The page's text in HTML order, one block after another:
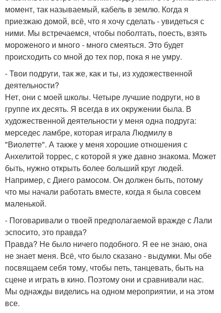
момент, так называемый, кабель в землю. Когда я
приезжаю домой, всё, что я хочу сделать - увидеться с
ними. Мы встречаемся, чтобы поболтать, поесть, взять
мороженого и много - много смеяться. Это будет
происходить со мной до тех пор, пока я не умру.
- Твои подруги, так же, как и ты, из художественной
деятельности?
Нет, они с моей школы. Четыре лучшие подруги, но в
группе их десять. Я всегда в их окружении была. В
художественной деятельности у меня одна подруга:
мерседес ламбре, которая играла Людмилу в
"Виолетте". А также у меня хорошие отношения с
Анхелитой торрес, с которой я уже давно знакома. Может
быть, нужно открыть более больший круг людей.
Например, с Диего рамосом. Он должен быть, потому
что мы начали работать вместе, когда я была совсем
маленькой.
- Поговаривали о твоей предполагаемой вражде с Лали
эспосито, это правда?
Правда? Не было ничего подобного. Я ее не знаю, она
не знает меня. Всё, что было сказано - выдумки. Мы обе
посвящаем себя тому, чтобы петь, танцевать, быть на
сцене и играть в кино. Поэтому они и сравнивали нас.
Мы однажды виделись на одном мероприятии, и на этом
все.